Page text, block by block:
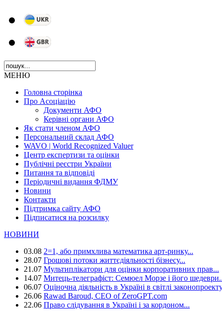
МЕНЮ
Головна сторінка
Про Асоціацію
Документи АФО
Керівні органи АФО
Як стати членом АФО
Персональний склад АФО
WAVO | World Recognized Valuer
Центр експертизи та оцінки
Публічні реєстри України
Питання та відповіді
Періодичні видання ФДМУ
Новини
Контакти
Підтримка сайту АФО
Підписатися на розсилку
НОВИНИ
03.08 2=1, або примхлива математика арт-ринку...
28.07 Грошові потоки життєдіяльності бізнесу...
21.07 Мультиплікатори для оцінки корпоративних прав...
14.07 Митець-телеграфіст: Семюел Морзе і його
06.07 Оціночна діяльність в Україні в світлі
26.06 Rawad Baroud, CEO of ZeroGPT.com
22.06 Право слідування в Україні і за кордоном...